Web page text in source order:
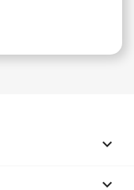

